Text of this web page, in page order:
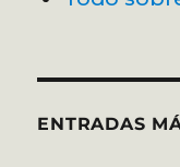
ENTRADAS